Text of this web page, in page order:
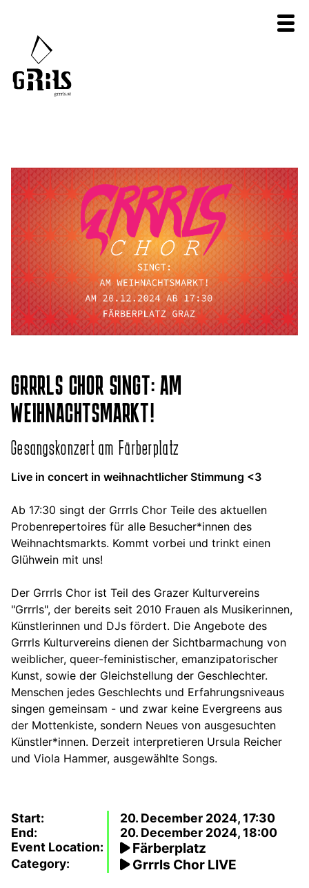
GRRRLS CHOR SINGT: AM
WEIHNACHTSMARKT!
Gesangskonzert am Färberplatz
Live in concert in weihnachtlicher Stimmung <3
Ab 17:30 singt der Grrrls Chor Teile des aktuellen
Probenrepertoires für alle Besucher*innen des
Weihnachtsmarkts. Kommt vorbei und trinkt einen
Glühwein mit uns!
Der Grrrls Chor ist Teil des Grazer Kulturvereins
"Grrrls", der bereits seit 2010 Frauen als Musikerinnen,
Künstlerinnen und DJs fördert. Die Angebote des
Grrrls Kulturvereins dienen der Sichtbarmachung von
weiblicher, queer-feministischer, emanzipatorischer
Kunst, sowie der Gleichstellung der Geschlechter.
Menschen jedes Geschlechts und Erfahrungsniveaus
singen gemeinsam - und zwar keine Evergreens aus
der Mottenkiste, sondern Neues von ausgesuchten
Künstler*innen. Derzeit interpretieren Ursula Reicher
und Viola Hammer, ausgewählte Songs.
Start:
20. December 2024, 17:30
End:
20. December 2024, 18:00
Event Location:
Färberplatz
Category: Grrrls Chor LIVE